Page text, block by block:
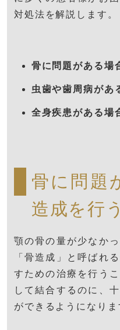
対処法を解説します。
骨に問題がある場
虫歯や歯周病があ
全身疾患がある場
骨に問題
造成を行う
顎の骨の量が少なか
「骨造成」と呼ばれ
すための治療を行う
して結合するのに、
ができるようになりま